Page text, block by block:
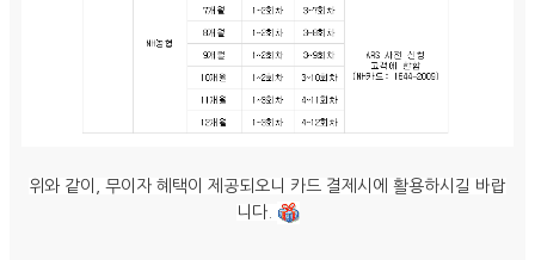
위와 같이, 무이자 혜택이 제공되오니 카드 결제시에 활용하시길 바랍
니다.